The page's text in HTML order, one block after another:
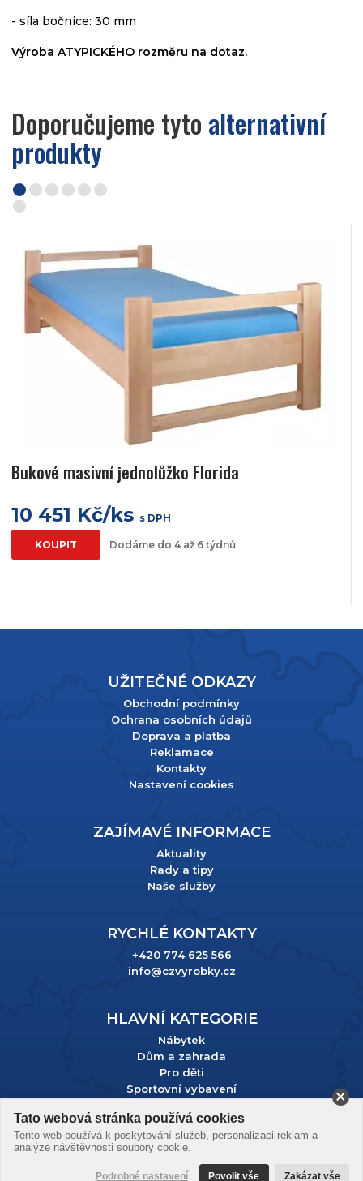
- síla bočnice: 30 mm
Výroba ATYPICKÉHO rozměru na dotaz.
Doporučujeme tyto alternativní
produkty
Bukové masivní jednolůžko Florida
10 451 Kč/ks s DPH
KOUPIT Dodáme do 4 až 6 týdnů
UŽITEČNÉ ODKAZY
Obchodní podmínky
Ochrana osobních údajů
Doprava a platba
Reklamace
Kontakty
Nastavení cookies
ZAJÍMAVÉ INFORMACE
Aktuality
Rady a tipy
Naše služby
RYCHLÉ KONTAKTY
+420 774 625 566
info@czvyrobky.cz
HLAVNÍ KATEGORIE
Nábytek
Dům a zahrada
Pro děti
Sportovní vybavení
Podle zákona o evidenci tržeb je prodávající povinen vystavit
kupujícímu účtenku. Zároveň je povinen zaevidovat přijatou
pak nejpozději do 48 hodin.
Tato webová stránka používá cookies
Tento web používá k poskytování služeb, personalizaci reklam a
analýze návštěvnosti soubory cookie.
Podrobné nastavení Povolit vše Zakázat vše